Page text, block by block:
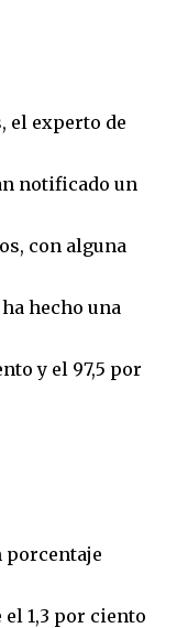
el experto de
notificado un
con alguna
hecho una
y el 97,5 por
porcentaje
1,3 por ciento